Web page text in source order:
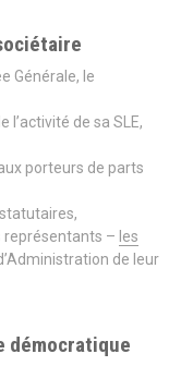
Générale, le
de sa SLE,
porteurs de parts
représentants – les
de leur
démocratique